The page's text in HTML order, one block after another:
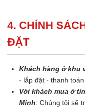
4. CHÍNH
ĐẶT
Khách hàng ở khu
- lắp đặt - thanh
Với khách mua ở
Minh: Chúng tôi sẽ